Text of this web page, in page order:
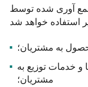
آوری شده توسط
به مشتریان؛
خدمات توزیع به
مشتریان؛